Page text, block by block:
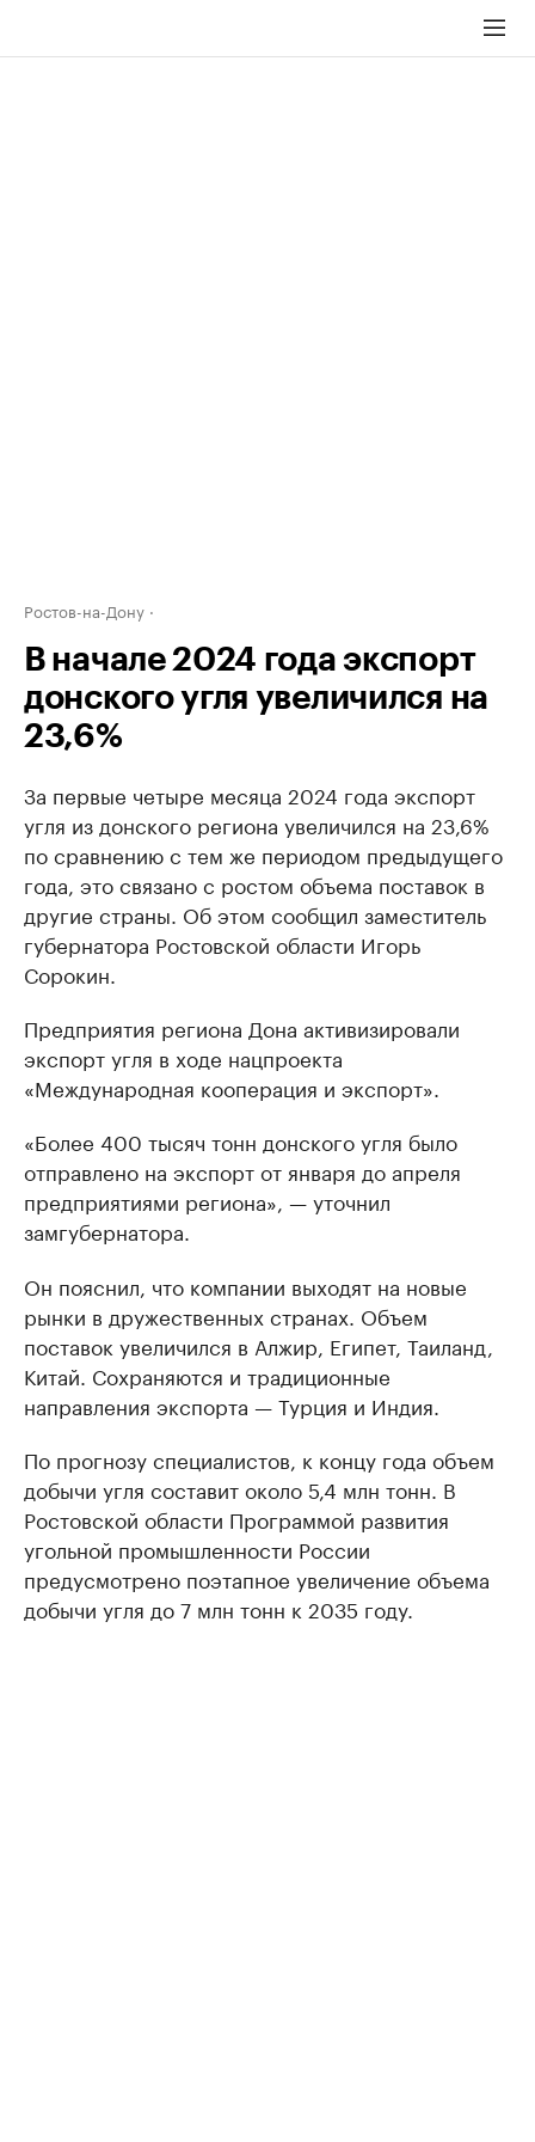
Ростов-на-Дону
В начале 2024 года экспорт
донского угля увеличился на
23,6%
За первые четыре месяца 2024 года экспорт
угля из донского региона увеличился на 23,6%
по сравнению с тем же периодом предыдущего
года, это связано с ростом объема поставок в
другие страны. Об этом сообщил заместитель
губернатора Ростовской области Игорь
Сорокин.
Предприятия региона Дона активизировали
экспорт угля в ходе нацпроекта
«Международная кооперация и экспорт».
«Более 400 тысяч тонн донского угля было
отправлено на экспорт от января до апреля
предприятиями региона», — уточнил
замгубернатора.
Он пояснил, что компании выходят на новые
рынки в дружественных странах. Объем
поставок увеличился в Алжир, Египет, Таиланд,
Китай. Сохраняются и традиционные
направления экспорта — Турция и Индия.
По прогнозу специалистов, к концу года объем
добычи угля составит около 5,4 млн тонн. В
Ростовской области Программой развития
угольной промышленности России
предусмотрено поэтапное увеличение объема
добычи угля до 7 млн тонн к 2035 году.